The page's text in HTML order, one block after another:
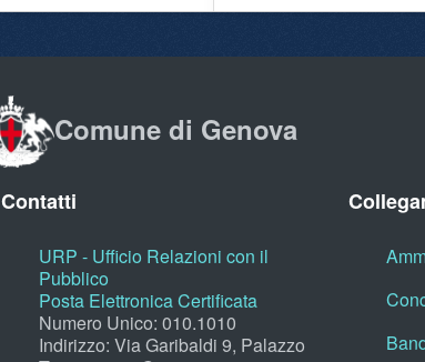
Comune di Genova
Contatti
URP - Ufficio Relazioni con il
Pubblico
Posta Elettronica Certificata
Numero Unico: 010.1010
Indirizzo: Via Garibaldi 9, Palazzo